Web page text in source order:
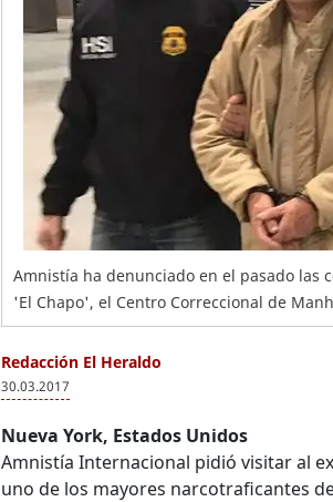
Amnistía ha denunciado en el pasado las
'El Chapo', el Centro Correccional de
Redacción El Heraldo
30.03.2017
Nueva York, Estados Unidos
Amnistía Internacional pidió visitar al
uno de los mayores narcotraficantes